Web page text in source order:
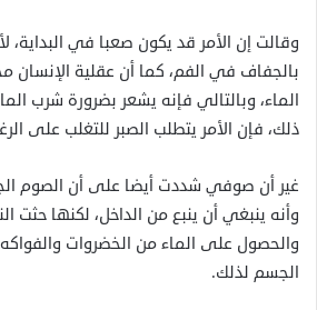
وقالت إن الأمر قد يكون صعبا في البداية،
بالجفاف في الفم، كما أن عقلية الإنسان
الماء، وبالتالي فإنه يشعر بضرورة شرب
ذلك، فإن الأمر يتطلب الصبر للتغلب على
غير أن صوفي شددت أيضا على أن الصوم
وأنه ينبغي أن ينبع من الداخل، لكنها حثت
والحصول على الماء من الخضروات
الجسم لذلك.